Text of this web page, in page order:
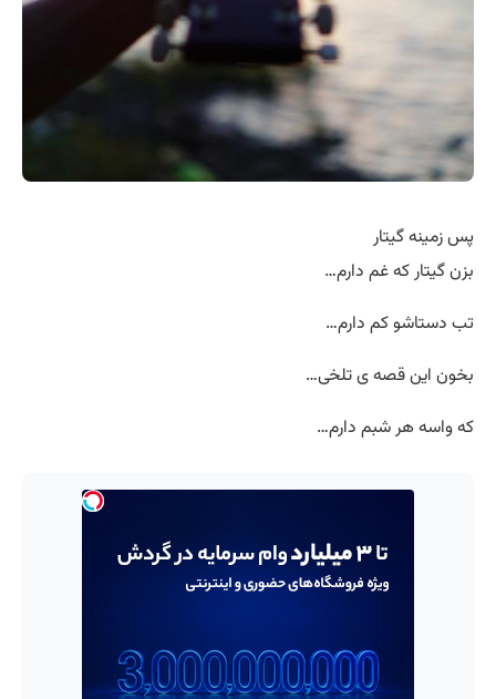
پس زمینه گیتار
بزن گیتار که غم دارم…
تب دستاشو کم دارم…
بخون این قصه ی تلخی…
که واسه هر شبم دارم…